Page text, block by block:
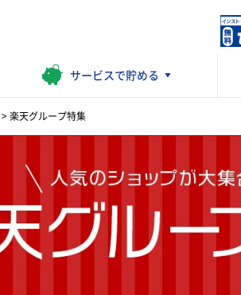
サービスで貯める
>楽天グループ特集